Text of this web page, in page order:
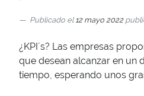
Publicado el 12 mayo 2022
¿KPI´s? Las empresas
que desean alcanzar en un
tiempo, esperando unos